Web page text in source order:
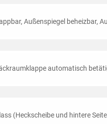
Außenspiegel beheizbar,
automatisch
(Heckscheibe und hintere